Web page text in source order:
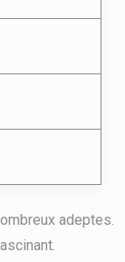
adeptes.